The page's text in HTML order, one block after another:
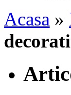
Acasa »